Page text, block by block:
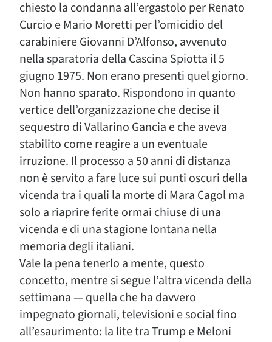
chiesto la condanna all’ergastolo per Renato
Curcio e Mario Moretti per l’omicidio del
carabiniere Giovanni D’Alfonso, avvenuto
nella sparatoria della Cascina Spiotta il 5
giugno 1975. Non erano presenti quel giorno.
Non hanno sparato. Rispondono in quanto
vertice dell’organizzazione che decise il
sequestro di Vallarino Gancia e che aveva
stabilito come reagire a un eventuale
irruzione. Il processo a 50 anni di distanza
non è servito a fare luce sui punti oscuri della
vicenda tra i quali la morte di Mara Cagol ma
solo a riaprire ferite ormai chiuse di una
vicenda e di una stagione lontana nella
memoria degli italiani.
Vale la pena tenerlo a mente, questo
concetto, mentre si segue l’altra vicenda della
settimana — quella che ha davvero
impegnato giornali, televisioni e social fino
all’esaurimento: la lite tra Trump e Meloni